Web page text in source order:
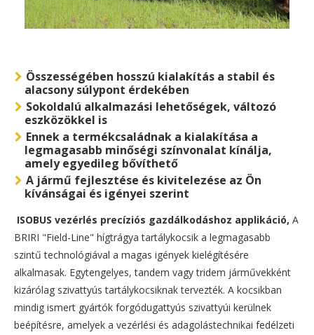
Összességében hosszú kialakítás a stabil és
alacsony súlypont érdekében
Sokoldalú alkalmazási lehetőségek, változó
eszközökkel is
Ennek a termékcsaládnak a kialakítása a
legmagasabb minőségi színvonalat kínálja,
amely egyedileg bővíthető
A jármű fejlesztése és kivitelezése az Ön
kívánságai és igényei szerint
ISOBUS vezérlés precíziós gazdálkodáshoz applikáció, A
BRIRI "Field-Line" hígtrágya tartálykocsik a legmagasabb
szintű technológiával a magas igények kielégítésére
alkalmasak. Egytengelyes, tandem vagy tridem járművekként
kizárólag szivattyús tartálykocsiknak tervezték. A kocsikban
mindig ismert gyártók forgódugattyús szivattyúi kerülnek
beépítésre, amelyek a vezérlési és adagolástechnikai fedélzeti